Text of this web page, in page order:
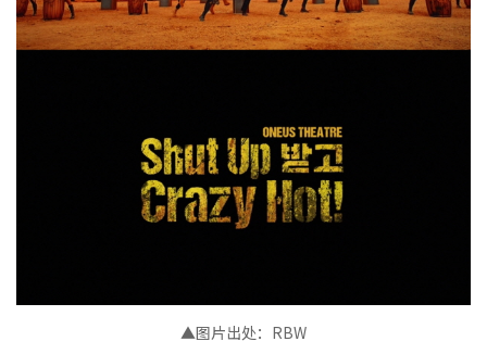
▲图片出处：RBW